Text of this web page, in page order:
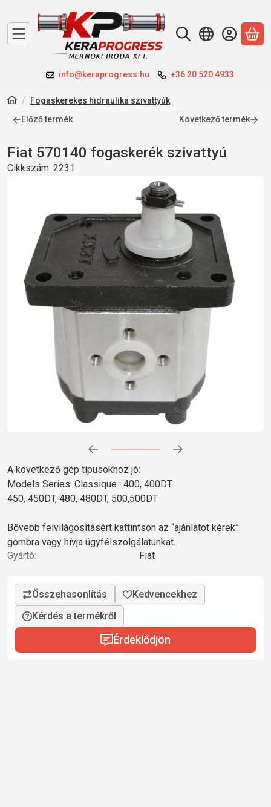
info@keraprogress.hu +36 20 520 4933
A
Fogaskerekes hidraulika szivattyúk
Előző termék
Következő termék
Fiat 570140 fogaskerék szivattyú
Cikkszám: 2231
A következő gép típusokhoz jó:
Models Series: Classique : 400, 400DT
450, 450DT, 480, 480DT, 500,500DT
Bővebb felvilágosításért kattintson az “ajánlatot kérek”
gombra vagy hívja ügyfélszolgálatunkat.
Gyártó:
Fiat
Kérdés a termékről
Érdeklődjön